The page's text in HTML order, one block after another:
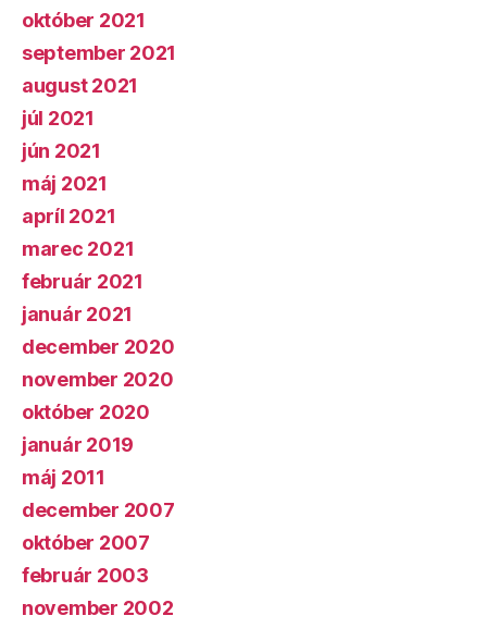
október 2021
september 2021
august 2021
júl 2021
jún 2021
máj 2021
apríl 2021
marec 2021
február 2021
január 2021
december 2020
november 2020
október 2020
január 2019
máj 2011
december 2007
október 2007
február 2003
november 2002